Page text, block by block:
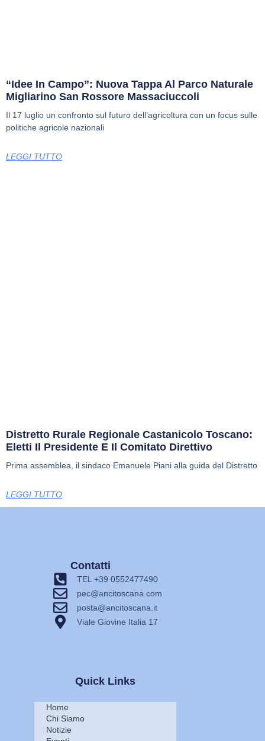
“Idee In Campo”: Nuova Tappa Al Parco Naturale
Migliarino San Rossore Massaciuccoli
Il 17 luglio un confronto sul futuro dell’agricoltura con un focus sulle
politiche agricole nazionali
LEGGI TUTTO
Distretto Rurale Regionale Castanicolo Toscano:
Eletti Il Presidente E Il Comitato Direttivo
Prima assemblea, il sindaco Emanuele Piani alla guida del Distretto
LEGGI TUTTO
Quick Links
Home
Chi Siamo
Notizie
Contatti
TEL +39 0552477490
pec@ancitoscana.com
posta@ancitoscana.it
Viale Giovine Italia 17